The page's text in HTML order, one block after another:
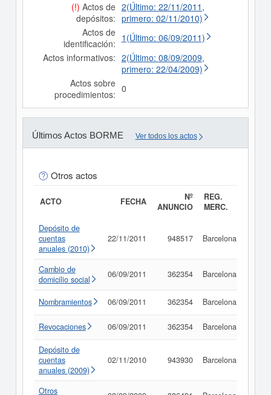
(!) Actos de
depósitos:
2(Último: 22/11/2011,
primero: 02/11/2010)
Actos de
identificación: 1(Último: 06/09/2011)
Actos informativos: 2(Último: 08/09/2009,
primero: 22/04/2009)
Actos sobre
procedimientos: 0
Últimos Actos BORME Ver todos los actos
Otros actos
ACTO FECHA
Nº
ANUNCIO
REG.
MERC.
Depósito de
cuentas
anuales (2010)
22/11/2011 948517 Barcelona
Cambio de
domicilio social
06/09/2011 362354 Barcelona
Nombramientos 06/09/2011 362354 Barcelona
Revocaciones 06/09/2011 362354 Barcelona
Depósito de
cuentas
anuales (2009)
02/11/2010 943930 Barcelona
Otros